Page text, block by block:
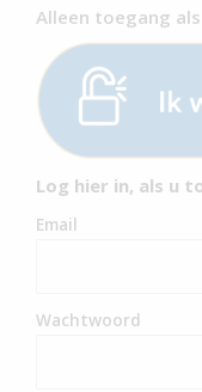
Alleen toegang
Log hier in, als u
Email
Wachtwoord